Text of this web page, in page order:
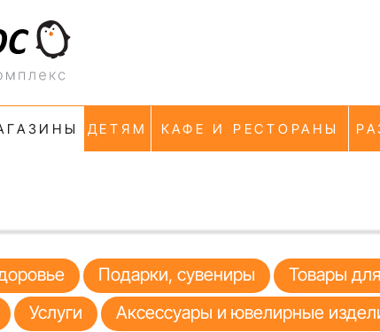
ДЕТЯМ КАФЕ И РЕСТОРАНЫ
Подарки, сувениры Товары
Услуги Аксессуары и ювелирные